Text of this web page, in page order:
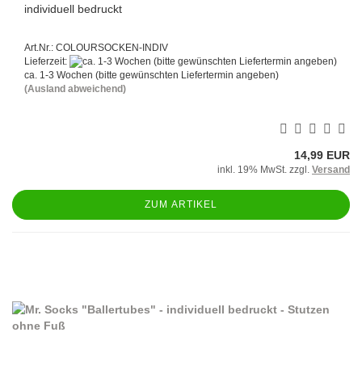
individuell bedruckt
Art.Nr.: COLOURSOCKEN-INDIV
Lieferzeit:
ca. 1-3 Wochen (bitte gewünschten Liefertermin angeben)
(Ausland abweichend)
14,99 EUR
inkl. 19% MwSt. zzgl. Versand
ZUM ARTIKEL